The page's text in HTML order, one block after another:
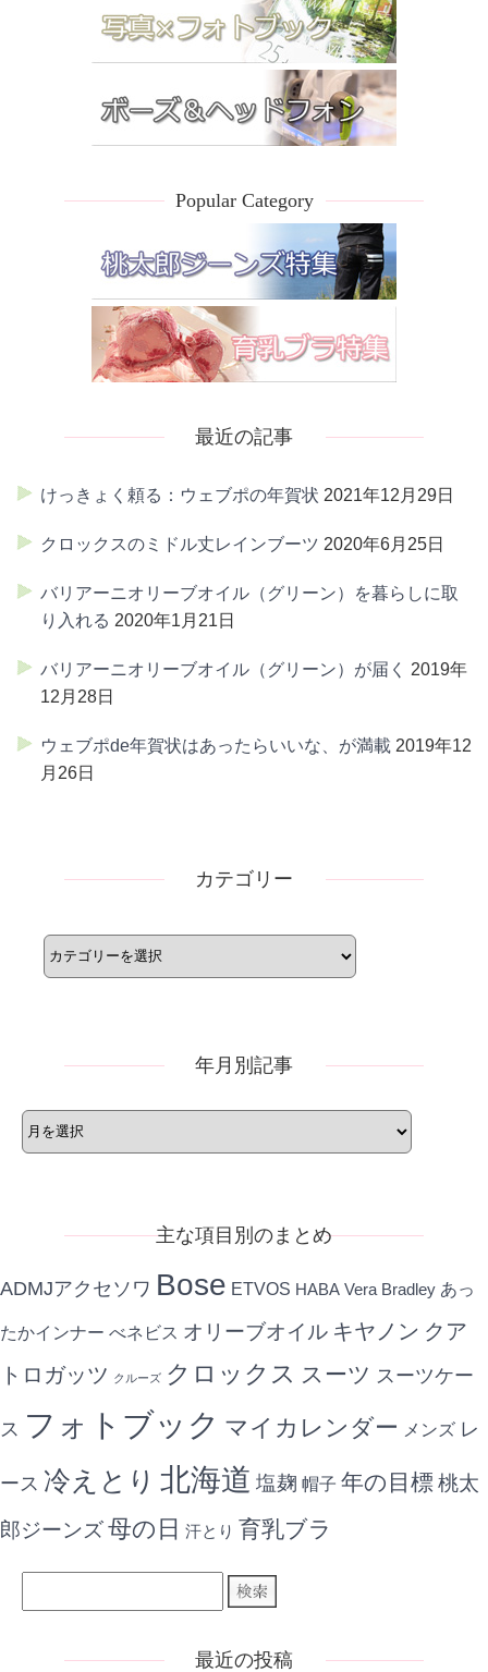
Popular Category
最近の記事
けっきょく頼る：ウェブポの年賀状 2021年12月29日
クロックスのミドル丈レインブーツ 2020年6月25日
バリアーニオリーブオイル（グリーン）を暮らしに取
り入れる 2020年1月21日
バリアーニオリーブオイル（グリーン）が届く
2019年
12月28日
ウェブポde年賀状はあったらいいな、が満載 2019年12
月26日
カテゴリー
年月別記事
主な項目別のまとめ
ADMJアクセソワ Bose ETVOS HABA Vera Bradley あっ
たかインナー べネビス オリーブオイル キヤノン クア
トロガッツ クルーズ クロックス スーツ スーツケー
ス フォトブック マイカレンダー メンズ レ
ース 冷えとり 北海道 塩麹 帽子 年の目標 桃太
郎ジーンズ母の日 汗とり 育乳ブラ
最近の投稿